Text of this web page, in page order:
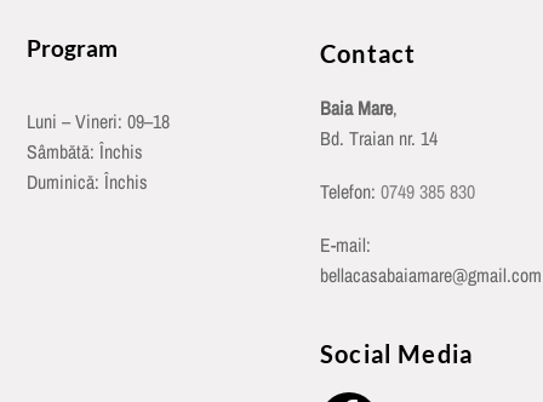
Program
Luni – Vineri: 09–18
Sâmbătă: Închis
Duminică: Închis
Contact
Baia Mare,
Bd. Traian nr. 14
Telefon: 0749 385 830
E-mail:
bellacasabaiamare@gmail.com
Social Media